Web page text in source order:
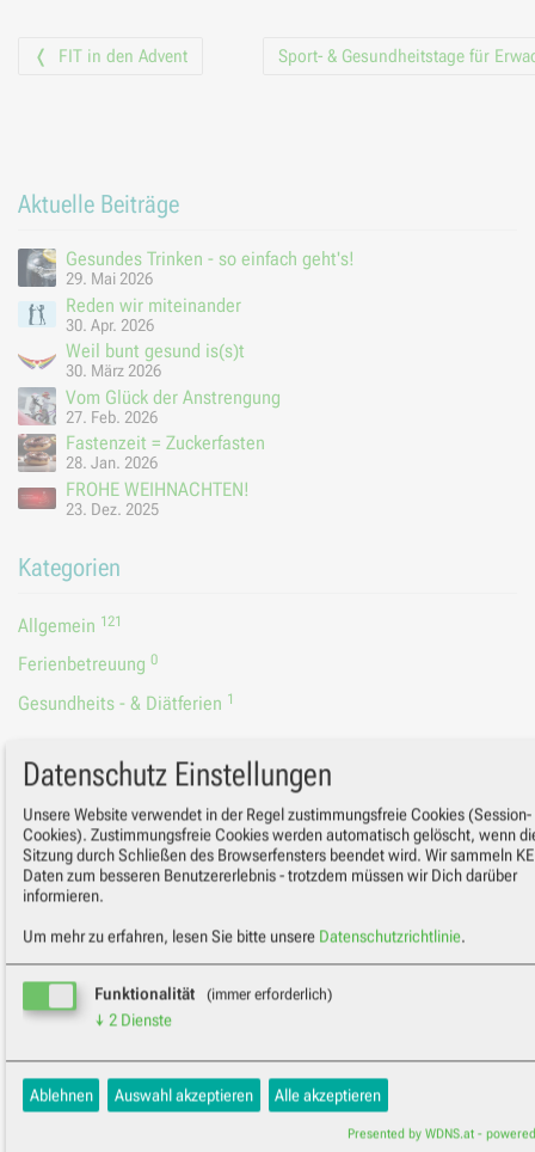
Vorheriger Beitrag
FIT in den Advent Sport- & Gesundheitstage für
Aktuelle Beiträge
Gesundes Trinken - so einfach geht's!
29. Mai 2026
Reden wir miteinander
30. Apr. 2026
Weil bunt gesund is(s)t
30. März 2026
Vom Glück der Anstrengung
27. Feb. 2026
Fastenzeit = Zuckerfasten
28. Jan. 2026
FROHE WEIHNACHTEN!
23. Dez. 2025
Kategorien
Allgemein 121
Ferienbetreuung 0
Gesundheits - & Diätferien 1
Archive
2026
2025
2024
2023
2021
2020
Dezember 1
Juni
April1
Datenschutz Einstellungen
Unsere Website verwendet in der Regel zustimmungsfreie Cookies (Session-
Cookies). Zustimmungsfreie Cookies werden automatisch gelöscht, wenn
Sitzung durch Schließen des Browserfensters beendet wird. Wir sammeln
Daten zum besseren Benutzererlebnis - trotzdem müssen wir Dich darüber
informieren.
Um mehr zu erfahren, lesen Sie bitte unsere Datenschutzrichtlinie.
Funktionalität (immer erforderlich)
↓ 2 Dienste
Wenn Sie unsere *Kontakt/Impressum* Seite besuchen, wird
Lageplan unseres Standorts angezeigt. Hierfür setzen wir die
freien MAPS der OSMF (OpenStreetMap Foundation) als
Hierbei wird die IP Adresse Ihres Browsers für die Auslieferung
Ablehnen Auswahl akzeptieren Alle akzeptieren
Presented by WDNS.at -